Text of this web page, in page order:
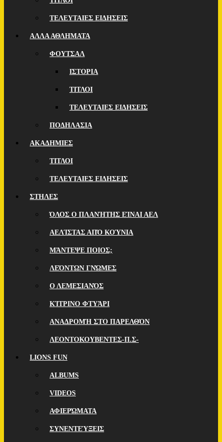
ΤΕΛΕΥΤΑΙΕΣ ΕΙΔΗΣΕΙΣ
ΑΛΛΑ ΑΘΛΗΜΑΤΑ
ΦΟΥΤΣΑΛ
ΙΣΤΟΡΙΑ
ΤΙΤΛΟΙ
ΤΕΛΕΥΤΑΙΕΣ ΕΙΔΗΣΕΙΣ
ΠΟΔΗΛΑΣΙΑ
ΑΚΑΔΗΜΙΕΣ
ΤΙΤΛΟΙ
ΤΕΛΕΥΤΑΙΕΣ ΕΙΔΗΣΕΙΣ
ΣΤΗΛΕΣ
ΌΛΟΣ Ο ΠΛΑΝΉΤΗΣ ΕΊΝΑΙ ΑΕΛ
ΑΕΛΊΣΤΑΣ ΑΠΌ ΚΟΎΝΙΑ
ΜΆΝΤΕΨΕ ΠΟΙOΣ;
ΛΕΌΝΤΩΝ ΓΝΏΜΕΣ
Ο ΛΕΜΕΣΙΑΝΌΣ
ΚΊΤΡΙΝΟ ΦΤΥΆΡΙ
ΑΝΑΔΡΟΜΉ ΣΤΟ ΠΑΡΕΛΘΌΝ
ΛΕΟΝΤΟΚΟΥΒΕΝΤΕΣ-Π.Σ-
LIONS FUN
ALBUMS
VIDEOS
ΑΦΙΕΡΏΜΑΤΑ
ΣΥΝΕΝΤΕΎΞΕΙΣ